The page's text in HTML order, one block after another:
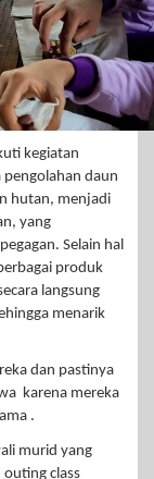
kegiatan
daun
hutan, menjadi
yang
Selain hal
produk
langsung
menarik
dan pastinya
karena mereka
.
murid yang
class